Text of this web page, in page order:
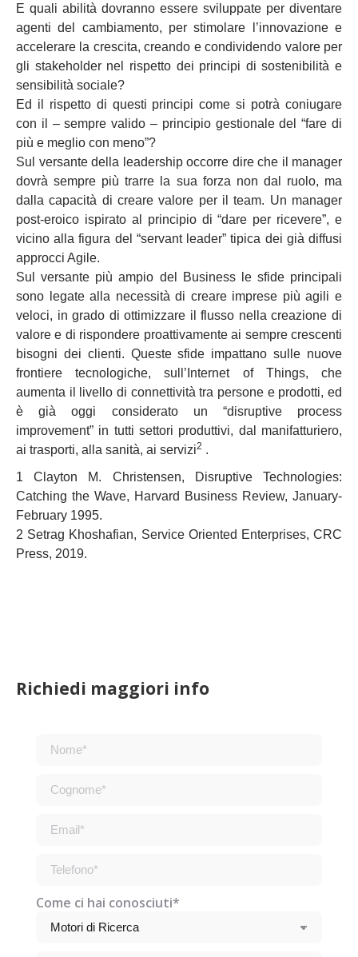
E quali abilità dovranno essere sviluppate per diventare
agenti del cambiamento, per stimolare l’innovazione e
accelerare la crescita, creando e condividendo valore per
gli stakeholder nel rispetto dei principi di sostenibilità e
sensibilità sociale?
Ed il rispetto di questi principi come si potrà coniugare
con il – sempre valido – principio gestionale del “fare di
più e meglio con meno”?
Sul versante della leadership occorre dire che il manager
dovrà sempre più trarre la sua forza non dal ruolo, ma
dalla capacità di creare valore per il team. Un manager
post-eroico ispirato al principio di “dare per ricevere”, e
vicino alla figura del “servant leader” tipica dei già diffusi
approcci Agile.
Sul versante più ampio del Business le sfide principali
sono legate alla necessità di creare imprese più agili e
veloci, in grado di ottimizzare il flusso nella creazione di
valore e di rispondere proattivamente ai sempre crescenti
bisogni dei clienti. Queste sfide impattano sulle nuove
frontiere tecnologiche, sull’Internet of Things, che
aumenta il livello di connettività tra persone e prodotti, ed
è già oggi considerato un “disruptive process
improvement” in tutti settori produttivi, dal manifatturiero,
ai trasporti, alla sanità, ai servizi2 .
1 Clayton M. Christensen, Disruptive Technologies:
Catching the Wave, Harvard Business Review, January-
February 1995.
2 Setrag Khoshafian, Service Oriented Enterprises, CRC
Press, 2019.
Richiedi maggiori info
Come ci hai conosciuti*